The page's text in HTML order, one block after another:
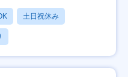
土日祝休み